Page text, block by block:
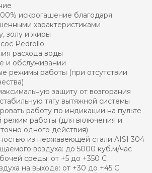
искрогашение благодаря
характеристиками
золу и жиры
Pedrollo
расхода воды
и обслуживании
режимы работы (при отсутствии
защиту от возгорания
тягу вытяжной системы
работу по индикации на пульте
режим работы (для включения и
одного действия)
из нержавеющей стали AISI 304
воздуха: до 5000 куб.м/час
среды: от +5 до +350 С
на выходе: от +30 до +45 С